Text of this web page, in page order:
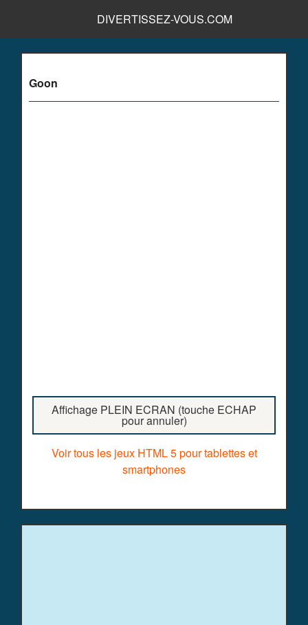
DIVERTISSEZ-VOUS.COM
Goon
Affichage PLEIN ECRAN (touche ECHAP
pour annuler)
Voir tous les jeux HTML 5 pour tablettes et
smartphones